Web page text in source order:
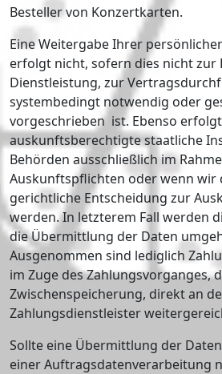
Besteller von Konzertkarten.
Eine Weitergabe Ihrer
erfolgt nicht, sofern dies nicht zur
Dienstleistung, zur
systembedingt notwendig oder
vorgeschrieben ist. Ebenso
auskunftsberechtigte staatliche
Behörden ausschließlich im
Auskunftspflichten oder wenn wir
gerichtliche Entscheidung zur
werden. In letzterem Fall werden
die Übermittlung der Daten
Ausgenommen sind lediglich
im Zuge des Zahlungsvorganges,
Zwischenspeicherung, direkt an
Zahlungsdienstleister
Sollte eine Übermittlung der
einer Auftragsdatenverarbeitung